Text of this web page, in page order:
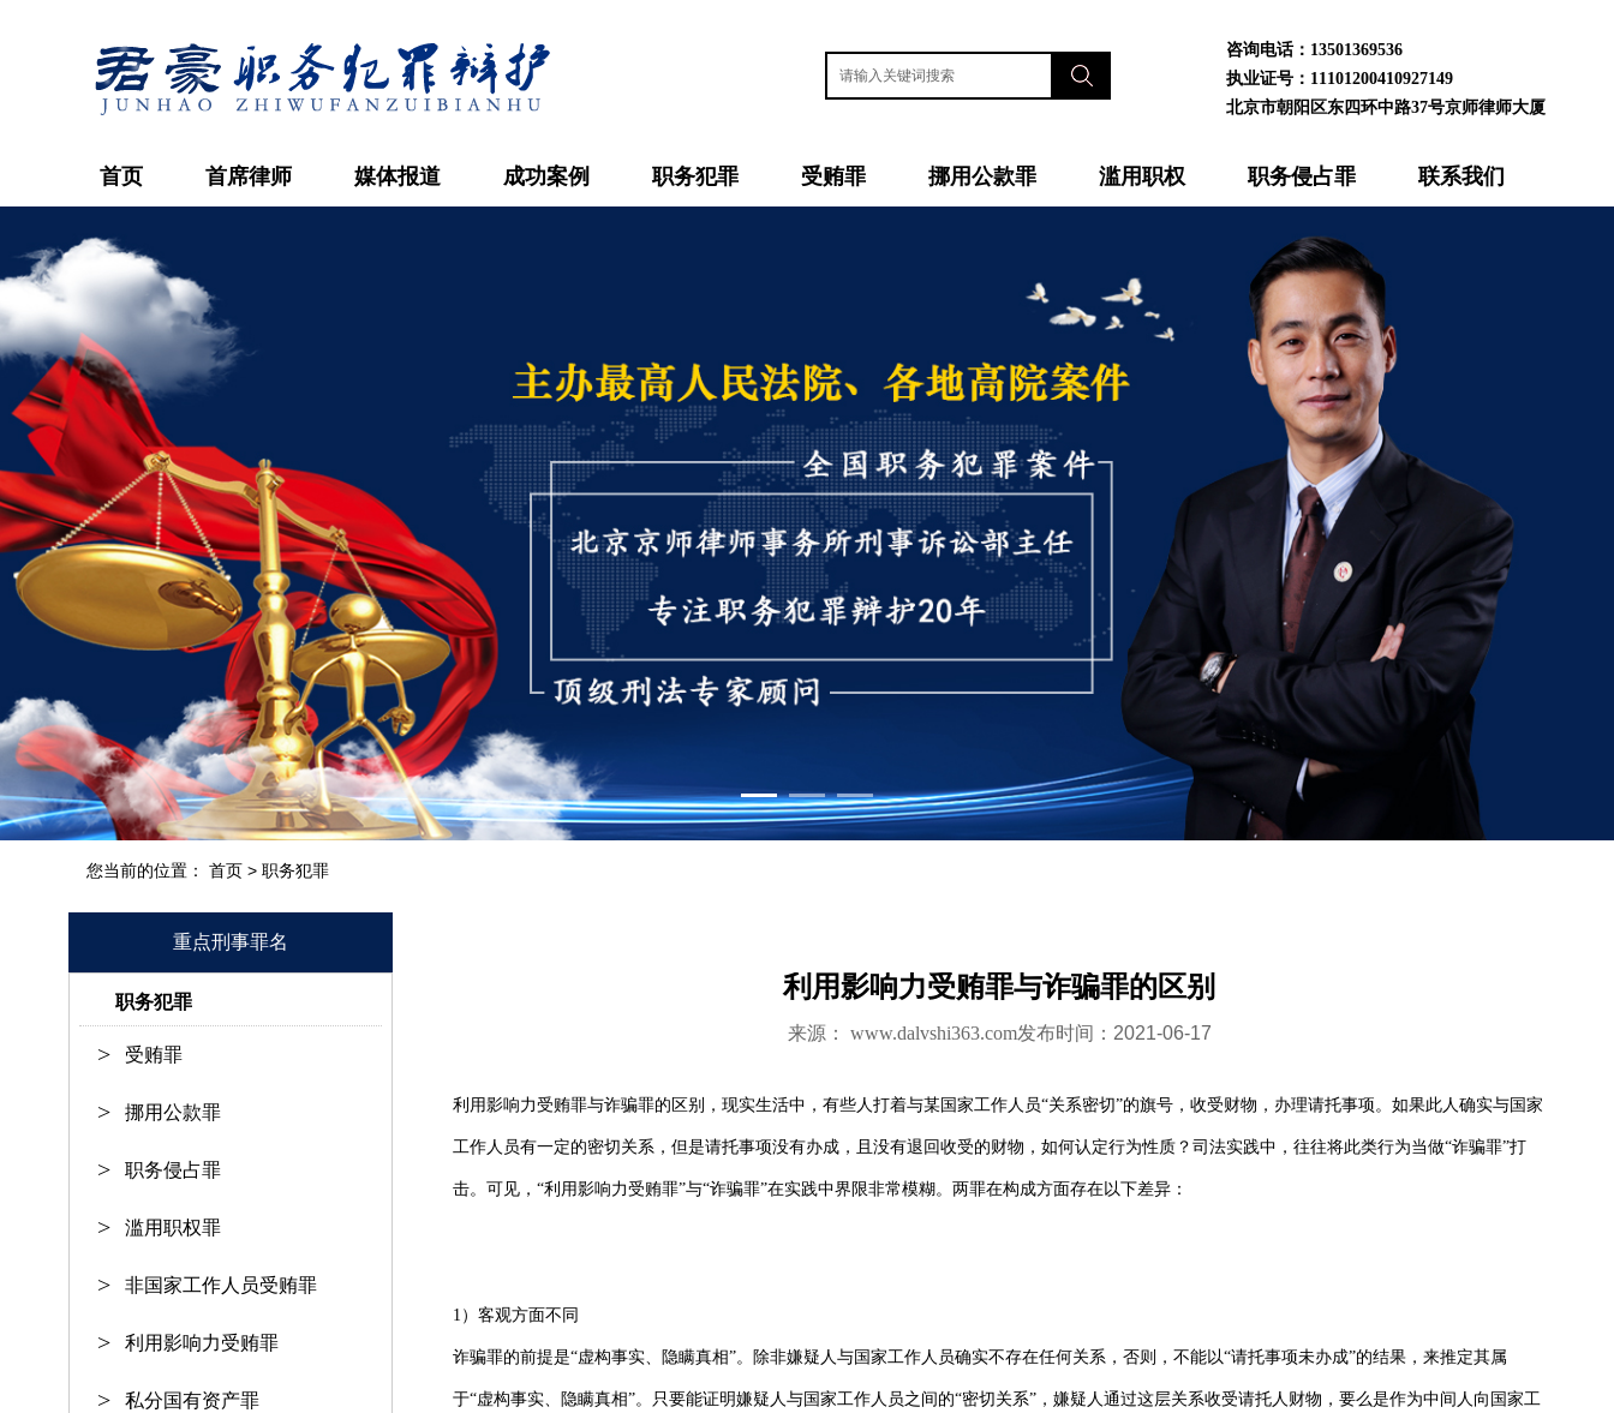
咨询电话：13501369536
执业证号：11101200410927149
北京市朝阳区东四环中路37号京师律师大厦
首页 首席律师 媒体报道 成功案例 职务犯罪 受贿罪 挪用公款罪 滥用职权 职务侵占罪 联系我们
1 2 3
您当前的位置： 首页 > 职务犯罪
重点刑事罪名
职务犯罪
受贿罪
挪用公款罪
职务侵占罪
滥用职权罪
非国家工作人员受贿罪
利用影响力受贿罪
私分国有资产罪
利用影响力受贿罪与诈骗罪的区别
来源： www.dalvshi363.com发布时间：2021-06-17
利用影响力受贿罪与诈骗罪的区别，现实生活中，有些人打着与某国家工作人员“关系密切”的旗号，收受财物，办理请托事项。如果此人确实与国家
工作人员有一定的密切关系，但是请托事项没有办成，且没有退回收受的财物，如何认定行为性质？司法实践中，往往将此类行为当做“诈骗罪”打
击。可见，“利用影响力受贿罪”与“诈骗罪”在实践中界限非常模糊。两罪在构成方面存在以下差异：
1）客观方面不同
诈骗罪的前提是“虚构事实、隐瞒真相”。除非嫌疑人与国家工作人员确实不存在任何关系，否则，不能以“请托事项未办成”的结果，来推定其属
于“虚构事实、隐瞒真相”。只要能证明嫌疑人与国家工作人员之间的“密切关系”，嫌疑人通过这层关系收受请托人财物，要么是作为中间人向国家工